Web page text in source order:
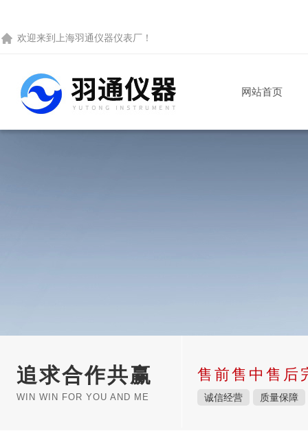
欢迎来到 上海羽通仪器仪表厂 ！
网站首页
追求合作共赢
WIN WIN FOR YOU AND ME
售前售中售后
诚信经营 质量保障